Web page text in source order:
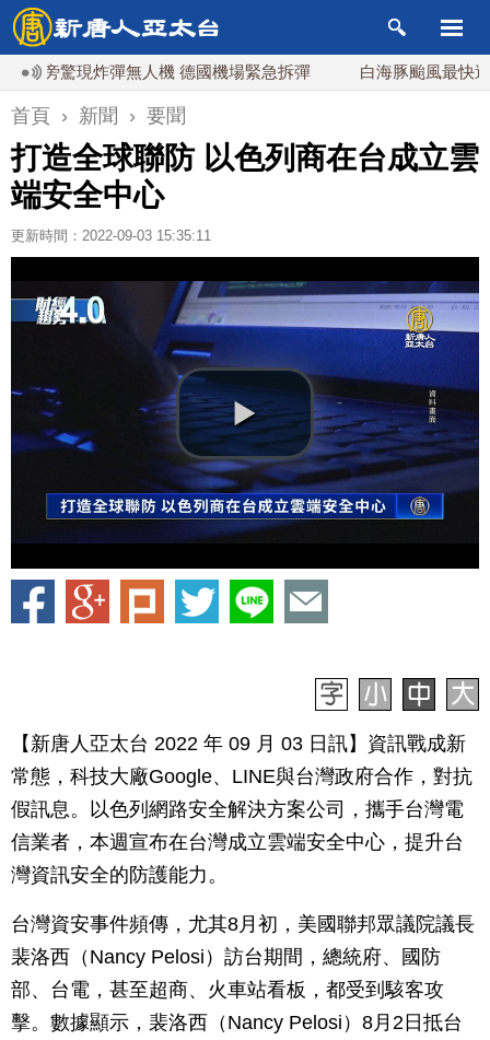
驚現炸彈無人機 德國機場緊急拆彈 白海豚颱風最快週五海
首頁 › 新聞 › 要聞
打造全球聯防 以色列商在台成立雲
端安全中心
更新時間：2022-09-03 15:35:11
【新唐人亞太台 2022 年 09 月 03 日訊】資訊戰成新
常態，科技大廠Google、LINE與台灣政府合作，對抗
假訊息。以色列網路安全解決方案公司，攜手台灣電
信業者，本週宣布在台灣成立雲端安全中心，提升台
灣資訊安全的防護能力。
台灣資安事件頻傳，尤其8月初，美國聯邦眾議院議長
裴洛西（Nancy Pelosi）訪台期間，總統府、國防
部、台電，甚至超商、火車站看板，都受到駭客攻
擊。數據顯示，裴洛西（Nancy Pelosi）8月2日抵台